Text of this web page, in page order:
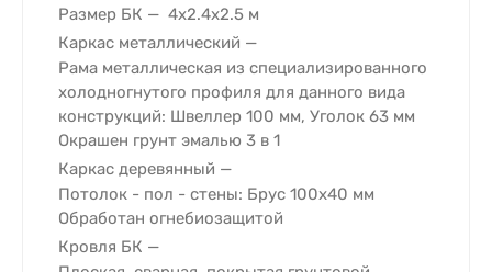
Размер БК
4х2.4х2.5 м
Каркас металлический
Рама металлическая из специализированного
холодногнутого профиля для данного вида
конструкций: Швеллер 100 мм, Уголок 63 мм
Окрашен грунт эмалью 3 в 1
Каркас деревянный
Потолок - пол - стены: Брус 100х40 мм
Обработан огнебиозащитой
Кровля БК